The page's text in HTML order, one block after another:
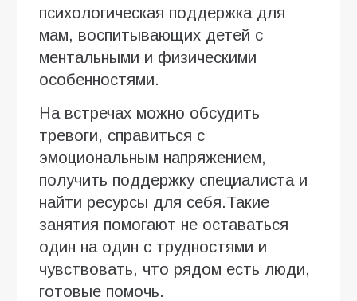
психологическая поддержка для
мам, воспитывающих детей с
ментальными и физическими
особенностями.
На встречах можно обсудить
тревоги, справиться с
эмоциональным напряжением,
получить поддержку специалиста и
найти ресурсы для себя.Такие
занятия помогают не оставаться
один на один с трудностями и
чувствовать, что рядом есть люди,
готовые помочь.